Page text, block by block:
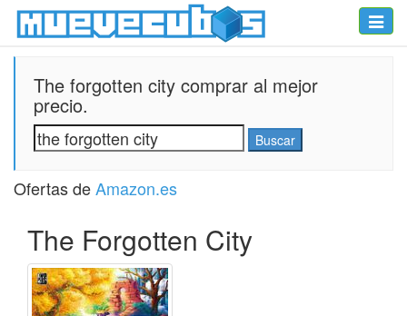
Toggle
The forgotten city comprar al mejor
precio.
Ofertas deAmazon.es
The Forgotten City